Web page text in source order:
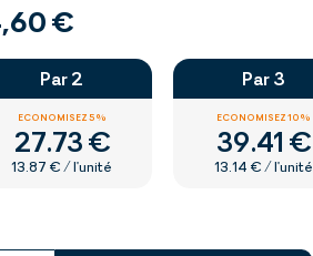
€
Par 2
ECONOMISEZ 5%
27.73 €
13.87 € / l'unité
Par 3
ECONOMISEZ 10%
39.41 €
13.14 € / l'unité